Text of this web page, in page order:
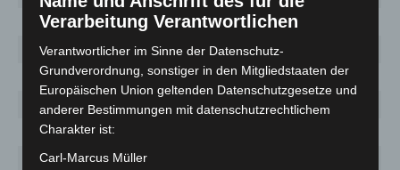
Ronnenberg
59 903
Seelze
111 1352
Sehnde
36 860
63,1
Springe
34 754
50,1
Uetze
Wedemark
37
Verarbeitung Verantwortlichen
Verantwortlicher im Sinne der Datenschutz-
Grundverordnung, sonstiger in den Mitgliedstaaten der
Europäischen Union geltenden Datenschutzgesetze und
anderer Bestimmungen mit datenschutzrechtlichem
Charakter ist:
Carl-Marcus Müller